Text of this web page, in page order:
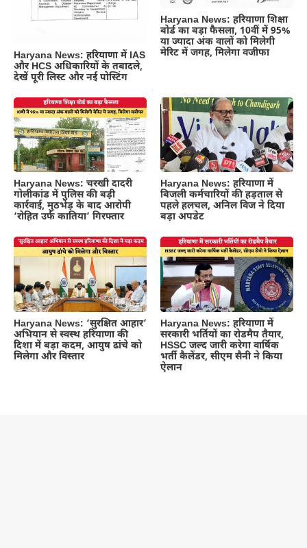
Haryana News: हरियाणा में IAS
और HCS अधिकारियों के तबादले,
देखें पूरी लिस्ट और नई पोस्टिंग
Haryana News: हरियाणा शिक्षा
बोर्ड का बड़ा फैसला, 10वीं में 95%
या ज्यादा अंक वालों को मिलेगी
मेरिट में जगह, मिलेगा वजीफा
Haryana News: चरखी दादरी
गोलीकांड में पुलिस की बड़ी
कार्रवाई, मुठभेड़ के बाद आरोपी
‘रोहित उर्फ कातिया’ गिरफ्तार
Haryana News: हरियाणा में
बिजली कर्मचारियों की हड़ताल से
पहले हलचल, अनिल विज ने दिया
बड़ा अपडेट
Haryana News: ‘सुरक्षित आहार’
अभियान से स्वस्थ हरियाणा की
दिशा में बड़ा कदम, आयुष ढांचे को
मिलेगा और विस्तार
Haryana News: हरियाणा में
सरकारी भर्तियों का रोडमैप तैयार,
HSSC जल्द जारी करेगा वार्षिक
भर्ती कैलेंडर, सीएम सैनी ने किया
ऐलान